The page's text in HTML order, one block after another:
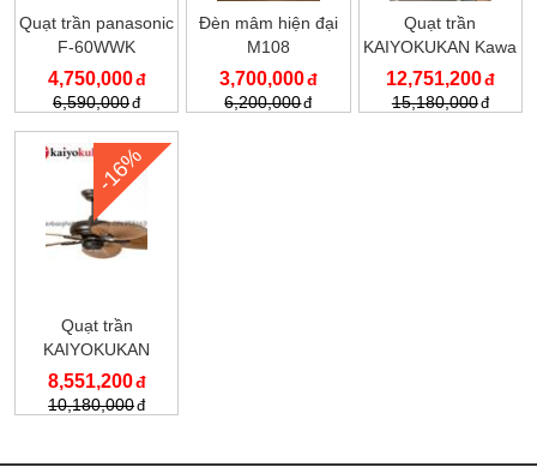
Quạt trần panasonic
F-60WWK
4,750,000
6,590,000
Đèn mâm hiện đại
M108
3,700,000
6,200,000
Quạt trần
KAIYOKUKAN Kawa
020
12,751,200
15,180,000
-16%
Quạt trần
KAIYOKUKAN
KOCHI 168
8,551,200
10,180,000